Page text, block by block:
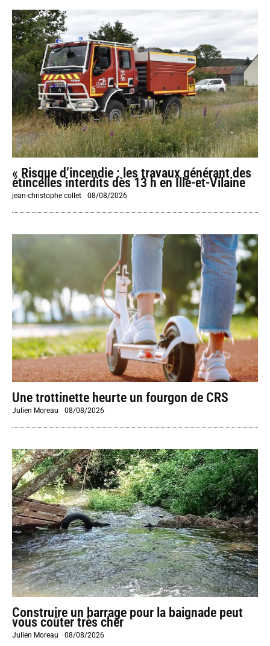
« Risque d’incendie : les travaux générant des
étincelles interdits dès 13 h en Ille-et-Vilaine
jean-christophe collet -08/08/2026
Une trottinette heurte un fourgon de CRS
Julien Moreau -08/08/2026
Construire un barrage pour la baignade peut
vous coûter très cher
Julien Moreau -08/08/2026